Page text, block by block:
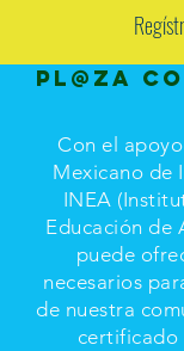
Pl@za
Con el
Mexicano de
INEA
Educación de
puede
necesarios
de nuestra
certificado